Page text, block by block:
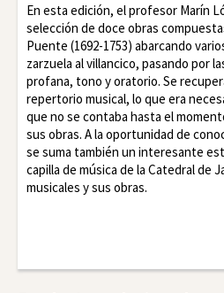
En esta edición, el profesor Marín
selección de doce obras
Puente (1692-1753) abarcando
zarzuela al villancico, pasando por
profana, tono y oratorio. Se
repertorio musical, lo que era
que no se contaba hasta el
sus obras. A la oportunidad de
se suma también un interesante
capilla de música de la Catedral de
musicales y sus obras.